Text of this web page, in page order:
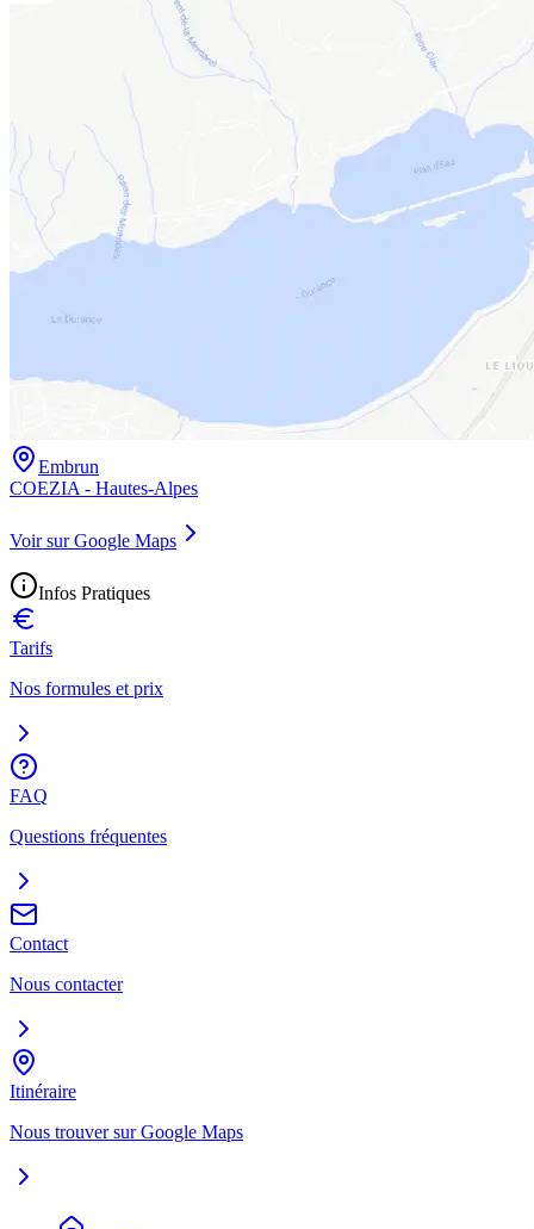
Embrun
COEZIA - Hautes-Alpes
Voir sur Google Maps
Infos Pratiques
Tarifs
Nos formules et prix
FAQ
Questions fréquentes
Contact
Nous contacter
Itinéraire
Nous trouver sur Google Maps